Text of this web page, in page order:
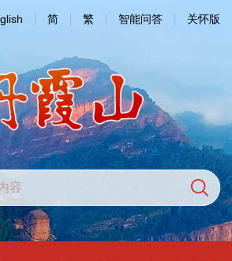
简 繁 智能问答 关怀版